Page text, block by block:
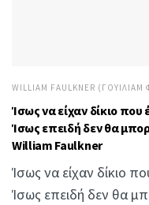
WILLIAM FAULKNER
Ίσως να είχαν δίκιο
Ίσως επειδή δεν θα
William Faulkner
Ίσως να είχαν δίκιο
Ίσως επειδή δεν θα